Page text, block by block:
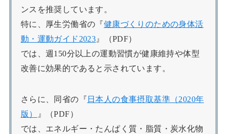
ンスを推奨しています。
特に、厚生労働省の『健康づくりのための身体活
動・運動ガイド2023 』（PDF）
では、週150分以上の運動習慣が健康維持や体型
改善に効果的であると示されています。
さらに、同省の『 日本人の食事摂取基準（2020年
版）
』（PDF）
では、エネルギー・たんぱく質・脂質・炭水化物